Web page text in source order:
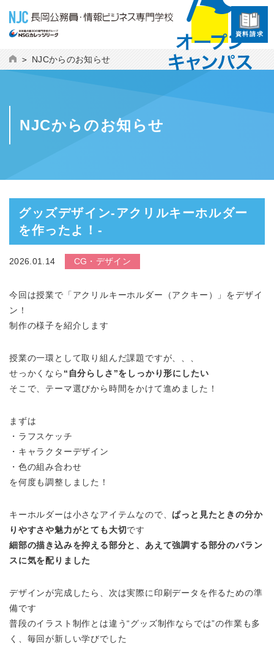
資料請求
NJCからのお知らせ
NJCからのお知らせ
グッズデザイン-アクリルキーホルダー
を作ったよ！-
2026.01.14 CG・デザイン
今回は授業で「アクリルキーホルダー（アクキー）」をデザイ
ン！
制作の様子を紹介します
授業の一環として取り組んだ課題ですが、、、
せっかくなら “自分らしさ”をしっかり形にしたい
そこで、テーマ選びから時間をかけて進めました！
まずは
・ラフスケッチ
・キャラクターデザイン
・色の組み合わせ
を何度も調整しました！
キーホルダーは小さなアイテムなので、ぱっと見たときの分か
りやすさや魅力がとても大切です
細部の描き込みを抑える部分と、あえて強調する部分のバラン
スに気を配りました
デザインが完成したら、次は実際に印刷データを作るための準
備です
普段のイラスト制作とは違う“グッズ制作ならでは”の作業も多
く、毎回が新しい学びでした